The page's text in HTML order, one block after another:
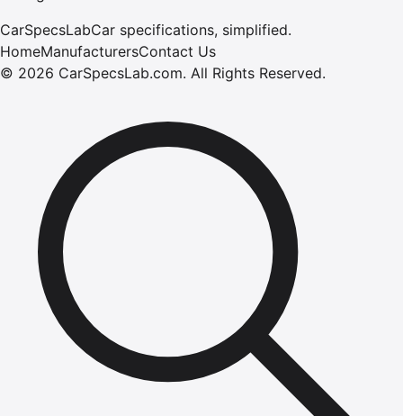
CarSpecsLabCar specifications, simplified.
HomeManufacturersContact Us
© 2026 CarSpecsLab.com. All Rights Reserved.